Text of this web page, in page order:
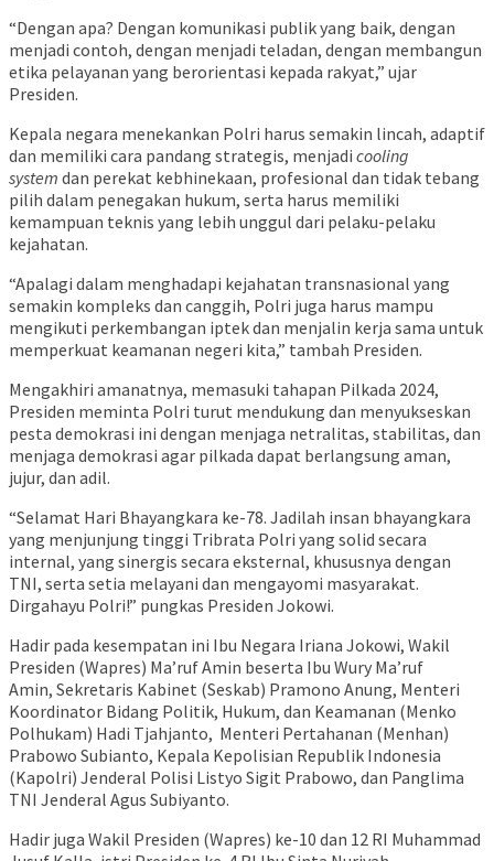
“Dengan apa? Dengan komunikasi publik yang baik, dengan
menjadi contoh, dengan menjadi teladan, dengan membangun
etika pelayanan yang berorientasi kepada rakyat,” ujar
Presiden.
Kepala negara menekankan Polri harus semakin lincah, adaptif
dan memiliki cara pandang strategis, menjadi cooling
system dan perekat kebhinekaan, profesional dan tidak tebang
pilih dalam penegakan hukum, serta harus memiliki
kemampuan teknis yang lebih unggul dari pelaku-pelaku
kejahatan.
“Apalagi dalam menghadapi kejahatan transnasional yang
semakin kompleks dan canggih, Polri juga harus mampu
mengikuti perkembangan iptek dan menjalin kerja sama untuk
memperkuat keamanan negeri kita,” tambah Presiden.
Mengakhiri amanatnya, memasuki tahapan Pilkada 2024,
Presiden meminta Polri turut mendukung dan menyukseskan
pesta demokrasi ini dengan menjaga netralitas, stabilitas, dan
menjaga demokrasi agar pilkada dapat berlangsung aman,
jujur, dan adil.
“Selamat Hari Bhayangkara ke-78. Jadilah insan bhayangkara
yang menjunjung tinggi Tribrata Polri yang solid secara
internal, yang sinergis secara eksternal, khususnya dengan
TNI, serta setia melayani dan mengayomi masyarakat.
Dirgahayu Polri!” pungkas Presiden Jokowi.
Hadir pada kesempatan ini Ibu Negara Iriana Jokowi, Wakil
Presiden (Wapres) Ma’ruf Amin beserta Ibu Wury Ma’ruf
Amin, Sekretaris Kabinet (Seskab) Pramono Anung, Menteri
Koordinator Bidang Politik, Hukum, dan Keamanan (Menko
Polhukam) Hadi Tjahjanto, Menteri Pertahanan (Menhan)
Prabowo Subianto, Kepala Kepolisian Republik Indonesia
(Kapolri) Jenderal Polisi Listyo Sigit Prabowo, dan Panglima
TNI Jenderal Agus Subiyanto.
Hadir juga Wakil Presiden (Wapres) ke-10 dan 12 RI Muhammad